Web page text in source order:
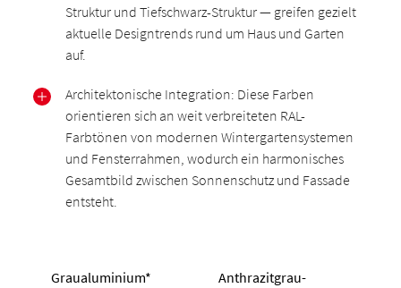
Struktur und Tiefschwarz-Struktur — greifen gezielt
aktuelle Designtrends rund um Haus und Garten
auf.
Architektonische Integration: Diese Farben
orientieren sich an weit verbreiteten RAL-
Farbtönen von modernen Wintergartensystemen
und Fensterrahmen, wodurch ein harmonisches
Gesamtbild zwischen Sonnenschutz und Fassade
entsteht.
Graualuminium*
Anthrazitgrau-